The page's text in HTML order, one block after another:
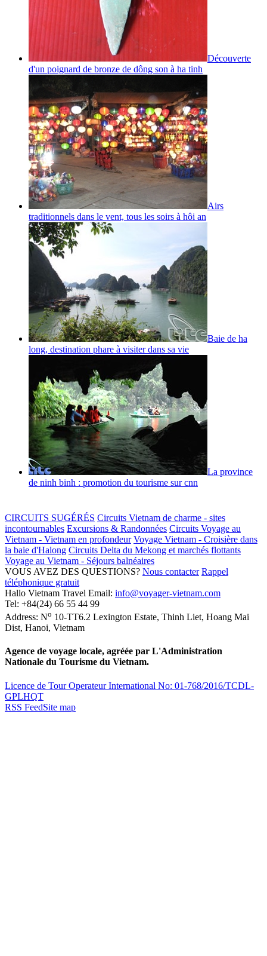
Découverte
d'un poignard de bronze de dông son à ha tinh
Airs
traditionnels dans le vent, tous les soirs à hôi an
Baie de ha
long, destination phare à visiter dans sa vie
La province
de ninh binh : promotion du tourisme sur cnn
CIRCUITS SUGÉRÉS Circuits Vietnam de charme - sites
incontournables Excursions & Randonnées Circuits Voyage au
Vietnam - Vietnam en profondeur Voyage Vietnam - Croisière dans
la baie d'Halong Circuits Delta du Mekong et marchés flottants
Voyage au Vietnam - Séjours balnéaires
VOUS AVEZ DES QUESTIONS? Nous contacter Rappel
téléphonique gratuit
Hallo Vietnam Travel Email: info@voyager-vietnam.com
Tel: +84(24) 66 55 44 99
Address: No 10-TT6.2 Lexington Estate, Thinh Liet, Hoang Mai
Dist, Hanoi, Vietnam
Agence de voyage locale, agréée par L'Administration
Nationale du Tourisme du Vietnam.
Licence de Tour Operateur International No: 01-768/2016/TCDL-
GPLHQT
RSS FeedSite map